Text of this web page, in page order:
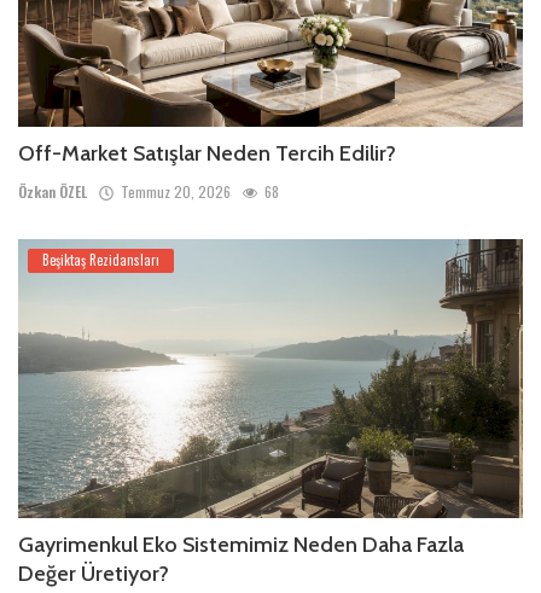
Off-Market Satışlar Neden Tercih Edilir?
Özkan ÖZEL Temmuz 20, 2026 68
Beşiktaş Rezidansları
Gayrimenkul Eko Sistemimiz Neden Daha Fazla
Değer Üretiyor?